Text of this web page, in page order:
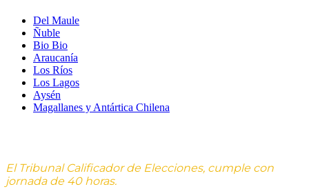
Del Maule
Ñuble
Bio Bio
Araucanía
Los Ríos
Los Lagos
Aysén
Magallanes y Antártica Chilena
El Tribunal Calificador de Elecciones, cumple con
jornada de 40 horas.